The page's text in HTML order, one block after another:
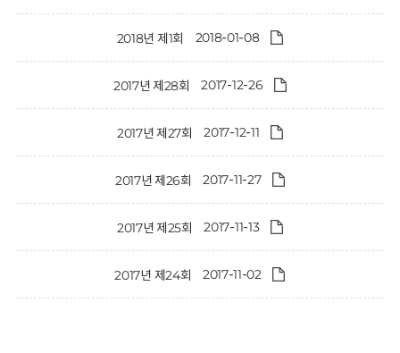
2018년 제1회 2018-01-08
2017년 제28회 2017-12-26
2017년 제27회 2017-12-11
2017년 제26회 2017-11-27
2017년 제25회 2017-11-13
2017년 제24회 2017-11-02